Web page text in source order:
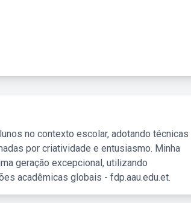
no contexto escolar, adotando técnicas
por criatividade e entusiasmo. Minha
geração excepcional, utilizando
acadêmicas globais - fdp.aau.edu.et.